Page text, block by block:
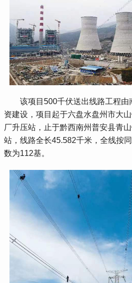
该项目500千伏送出线路工程由
资建设，项目起于六盘水盘州市大
厂升压站，止于黔西南州普安县青
站，线路全长45.582千米，全线按
数为112基。